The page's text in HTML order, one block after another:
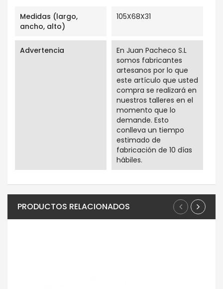
Medidas (largo,
ancho, alto)
105X68X31
Advertencia
En Juan Pacheco S.L
somos fabricantes
artesanos por lo que
este artículo que usted
compra se realizará en
nuestros talleres en el
momento que lo
demande. Esto
conlleva un tiempo
estimado de
fabricación de 10 días
hábiles.
PRODUCTOS RELACIONADOS